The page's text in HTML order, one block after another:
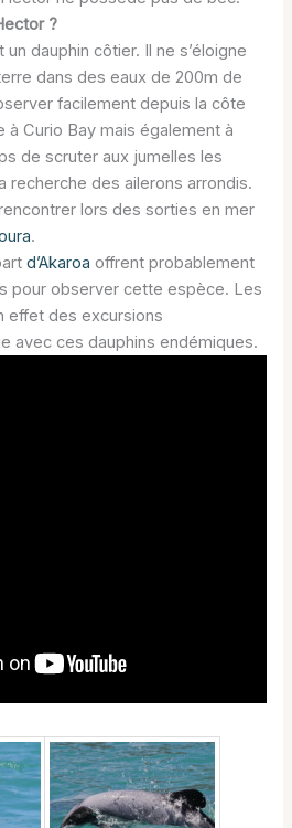
?
dauphin côtier. Il ne s’éloigne
dans des eaux de 200m de
facilement depuis la côte
à Curio Bay mais également à
de scruter aux jumelles les
recherche des ailerons arrondis.
lors des sorties en mer
.
d’Akaroa offrent probablement
pour observer cette espèce. Les
effet des excursions
avec ces dauphins endémiques.